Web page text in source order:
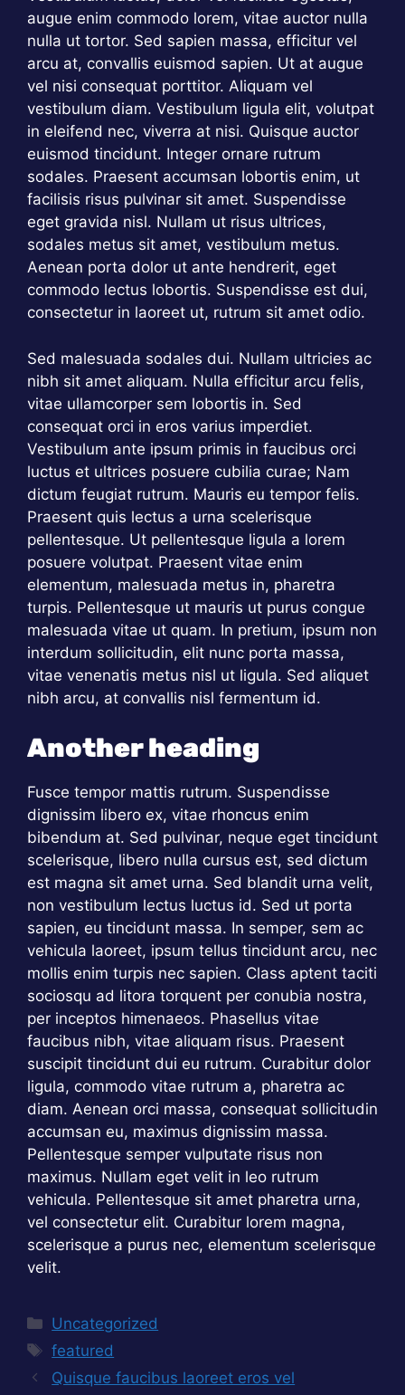
augue enim commodo lorem, vitae auctor nulla
nulla ut tortor. Sed sapien massa, efficitur vel
arcu at, convallis euismod sapien. Ut at augue
vel nisi consequat porttitor. Aliquam vel
vestibulum diam. Vestibulum ligula elit, volutpat
in eleifend nec, viverra at nisi. Quisque auctor
euismod tincidunt. Integer ornare rutrum
sodales. Praesent accumsan lobortis enim, ut
facilisis risus pulvinar sit amet. Suspendisse
eget gravida nisl. Nullam ut risus ultrices,
sodales metus sit amet, vestibulum metus.
Aenean porta dolor ut ante hendrerit, eget
commodo lectus lobortis. Suspendisse est dui,
consectetur in laoreet ut, rutrum sit amet odio.
Sed malesuada sodales dui. Nullam ultricies ac
nibh sit amet aliquam. Nulla efficitur arcu felis,
vitae ullamcorper sem lobortis in. Sed
consequat orci in eros varius imperdiet.
Vestibulum ante ipsum primis in faucibus orci
luctus et ultrices posuere cubilia curae; Nam
dictum feugiat rutrum. Mauris eu tempor felis.
Praesent quis lectus a urna scelerisque
pellentesque. Ut pellentesque ligula a lorem
posuere volutpat. Praesent vitae enim
elementum, malesuada metus in, pharetra
turpis. Pellentesque ut mauris ut purus congue
malesuada vitae ut quam. In pretium, ipsum non
interdum sollicitudin, elit nunc porta massa,
vitae venenatis metus nisl ut ligula. Sed aliquet
nibh arcu, at convallis nisl fermentum id.
Another heading
Fusce tempor mattis rutrum. Suspendisse
dignissim libero ex, vitae rhoncus enim
bibendum at. Sed pulvinar, neque eget tincidunt
scelerisque, libero nulla cursus est, sed dictum
est magna sit amet urna. Sed blandit urna velit,
non vestibulum lectus luctus id. Sed ut porta
sapien, eu tincidunt massa. In semper, sem ac
vehicula laoreet, ipsum tellus tincidunt arcu, nec
mollis enim turpis nec sapien. Class aptent taciti
sociosqu ad litora torquent per conubia nostra,
per inceptos himenaeos. Phasellus vitae
faucibus nibh, vitae aliquam risus. Praesent
suscipit tincidunt dui eu rutrum. Curabitur dolor
ligula, commodo vitae rutrum a, pharetra ac
diam. Aenean orci massa, consequat sollicitudin
accumsan eu, maximus dignissim massa.
Pellentesque semper vulputate risus non
maximus. Nullam eget velit in leo rutrum
vehicula. Pellentesque sit amet pharetra urna,
vel consectetur elit. Curabitur lorem magna,
scelerisque a purus nec, elementum scelerisque
velit.
Catégories
Uncategorized
Étiquettes
featured
Quisque faucibus laoreet eros vel